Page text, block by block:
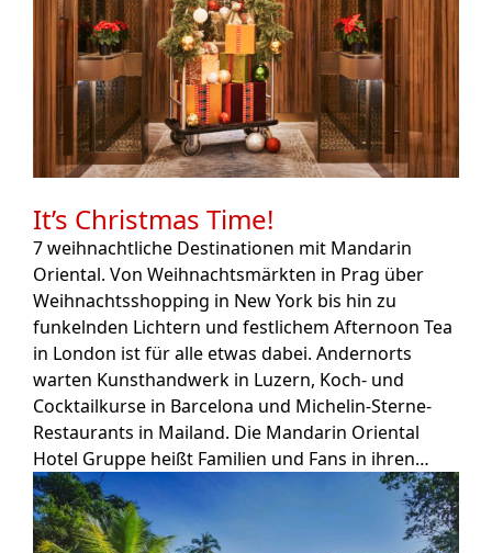
It’s Christmas Time!
7 weihnachtliche Destinationen mit Mandarin
Oriental. Von Weihnachtsmärkten in Prag über
Weihnachtsshopping in New York bis hin zu
funkelnden Lichtern und festlichem Afternoon Tea
in London ist für alle etwas dabei. Andernorts
warten Kunsthandwerk in Luzern, Koch- und
Cocktailkurse in Barcelona und Michelin-Sterne-
Restaurants in Mailand. Die Mandarin Oriental
Hotel Gruppe heißt Familien und Fans in ihren…